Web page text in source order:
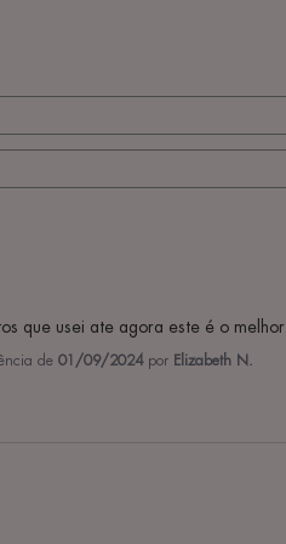
que usei ate agora este é o melhor.
de 01/09/2024 por Elizabeth N.